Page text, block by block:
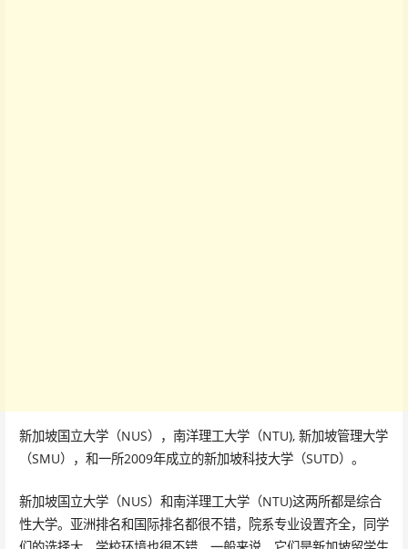
新加坡国立大学（NUS），南洋理工大学（NTU), 新加坡管理大学
（SMU），和一所2009年成立的新加坡科技大学（SUTD）。
新加坡国立大学（NUS）和南洋理工大学（NTU)这两所都是综合
性大学。亚洲排名和国际排名都很不错，院系专业设置齐全，同学